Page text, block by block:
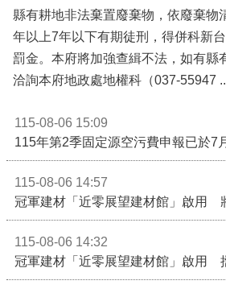
縣有耕地非法棄置廢棄物，依廢棄物
年以上7年以下有期徒刑，得併科新
罰金。本府將加強查緝不法，如有縣
115-08-06 15:09
115-08-06 14:57
115-08-06 14:32